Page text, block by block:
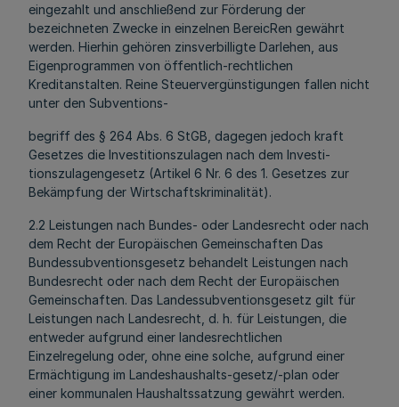
eingezahlt und anschließend zur Förderung der
bezeichneten Zwecke in einzelnen BereicRen gewährt
werden. Hierhin gehören zinsverbilligte Darlehen, aus
Eigenprogrammen von öffentlich-rechtlichen
Kreditanstalten. Reine Steuervergünstigungen fallen nicht
unter den Subventions-
begriff des § 264 Abs. 6 StGB, dagegen jedoch kraft
Gesetzes die Investitionszulagen nach dem Investi-
tionszulagengesetz (Artikel 6 Nr. 6 des 1. Gesetzes zur
Bekämpfung der Wirtschaftskriminalität).
2.2 Leistungen nach Bundes- oder Landesrecht oder nach
dem Recht der Europäischen Gemeinschaften Das
Bundessubventionsgesetz behandelt Leistungen nach
Bundesrecht oder nach dem Recht der Europäischen
Gemeinschaften. Das Landessubventionsgesetz gilt für
Leistungen nach Landesrecht, d. h. für Leistungen, die
entweder aufgrund einer landesrechtlichen
Einzelregelung oder, ohne eine solche, aufgrund einer
Ermächtigung im Landeshaushalts-gesetz/-plan oder
einer kommunalen Haushaltssatzung gewährt werden.